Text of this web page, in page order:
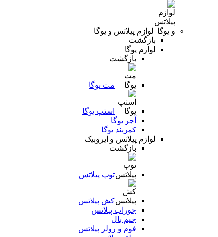
لوازم پیلاتس و یوگا
بازگشت
لوازم یوگا
بازگشت
مت یوگا
استپ یوگا
آجر یوگا
کمربند یوگا
لوازم پیلاتس و ایروبیک
بازگشت
توپ پیلاتس
کش پیلاتس
جوراب پیلاتس
جیم بال
فوم و رولر پیلاتس